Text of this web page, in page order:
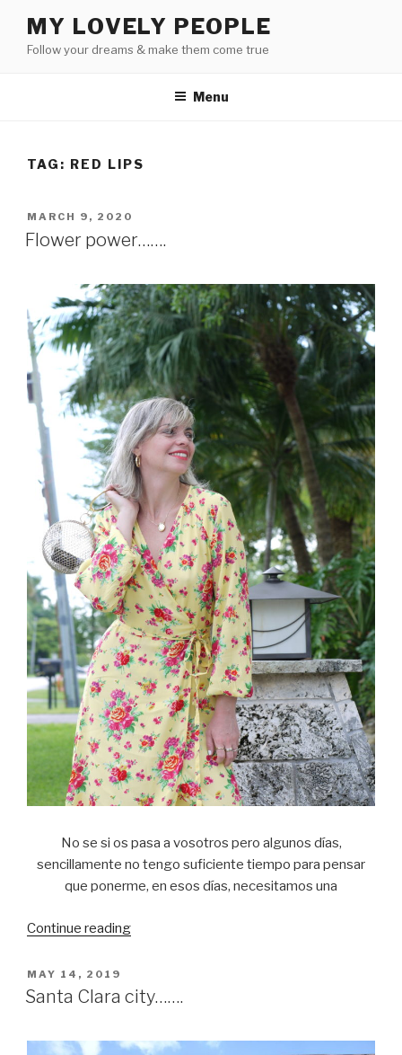
content
MY LOVELY PEOPLE
Follow your dreams & make them come true
Menu
TAG: RED LIPS
POSTED
ON
MARCH 9, 2020
Flower power…….
No se si os pasa a vosotros pero algunos días,
sencillamente no tengo suficiente tiempo para pensar
que ponerme, en esos días, necesitamos una
Continue reading
POSTED
ON
MAY 14, 2019
Santa Clara city…….